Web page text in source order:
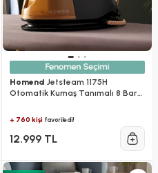
Homend Jetsteam 1175H
Otomatik Kumaş Tanımalı 8 Bar
+ 760 kişifavoriledi!
12.999 TL